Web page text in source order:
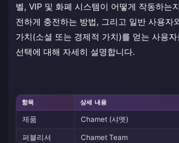
벨, VIP 및 화폐 시스템이 어떻게 작동하는
전하게 충전하는 방법, 그리고 일반 사용자
가치(소셜 또는 경제적 가치)를 얻는 사용
선택에 대해 자세히 설명합니다.
항목 상세 내용
제품
Chamet (샤멧)
퍼블리셔
Chamet Team